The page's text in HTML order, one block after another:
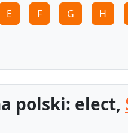
E F G H
polski: elect,